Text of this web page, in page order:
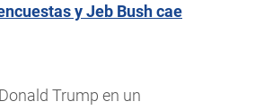
y Jeb Bush cae
Trump en un